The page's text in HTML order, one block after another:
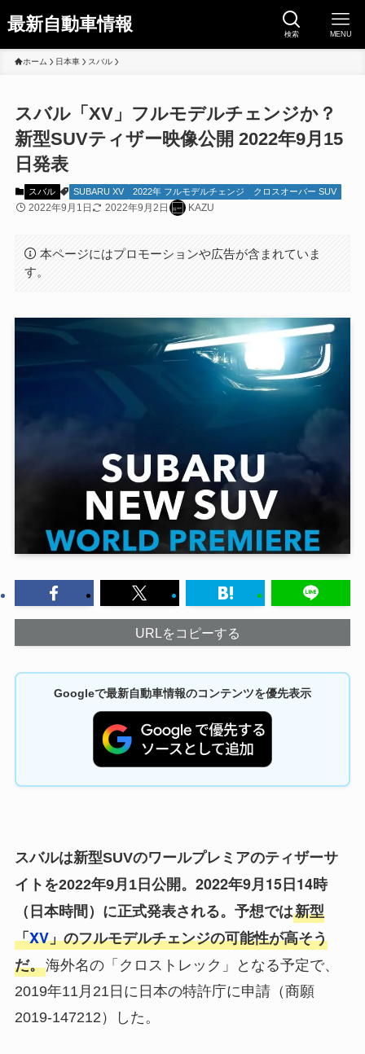
最新自動車情報 検索 MENU
ホーム 日本車 スバル
スバル「XV」フルモデルチェンジか？
新型SUVティザー映像公開 2022年9月15
日発表
スバル SUBARU XV 2022年 フルモデルチェンジ クロスオーバー SUV
2022年9月1日 2022年9月2日 KAZU
本ページにはプロモーションや広告が含まれていま
す。
URLをコピーする
Googleで最新自動車情報のコンテンツを優先表示
スバルは新型SUVのワールプレミアのティザーサ
イトを2022年9月1日公開。 2022年9月15日14時
（日本時間）に正式発表される。予想では新型
「XV」のフルモデルチェンジの可能性が高そう
だ。海外名の「クロストレック」となる予定で、
2019年11月21日に日本の特許庁に申請（商願
2019-147212）した。